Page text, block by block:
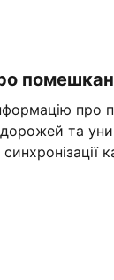
про
та